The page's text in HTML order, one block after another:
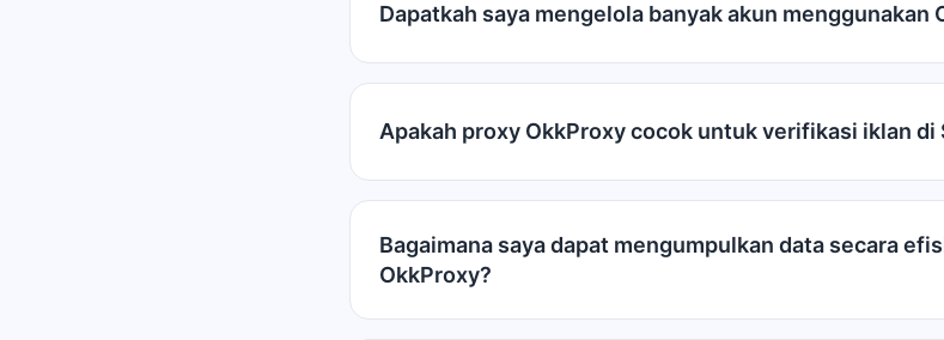
Dapatkah saya mengelola banyak akun menggunakan
Apakah proxy OkkProxy cocok untuk verifikasi iklan di
Bagaimana saya dapat mengumpulkan data secara
OkkProxy?